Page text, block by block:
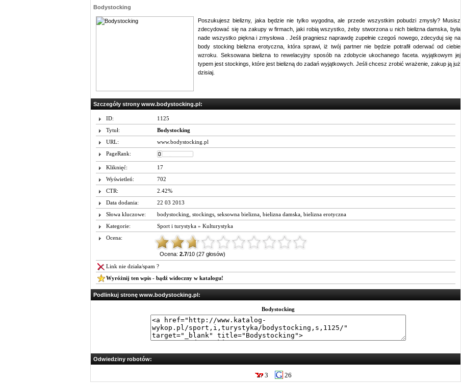
Bodystocking
Poszukujesz bielizny, jaka będzie nie tylko wygodna, ale przede wszystkim pobudzi zmysły? Musisz
zdecydować się na zakupy w firmach, jaki robią wszystko, żeby stworzona u nich bielizna damska, była
nade wszystko piękna i zmysłowa . Jeśli pragniesz naprawdę zupełnie czegoś nowego, zdecyduj się na
body stocking bielizna erotyczna, która sprawi, iż twój partner nie będzie potrafił oderwać od ciebie
wzroku. Seksowana bielizna to rewelacyjny sposób na zdobycie ukochanego faceta. wyjątkowym jej
typem jest stockings, które jest bielizną do zadań wyjątkowych. Jeśli chcesz zrobić wrażenie, zakup ją już
dzisiaj.
Szczegóły strony www.bodystocking.pl:
ID:
1125
Tytuł:
Bodystocking
URL:
www.bodystocking.pl
PageRank:
Kliknięć:
17
Wyświetleń:
702
CTR:
2.42%
Data dodania:
22 03 2013
Słowa kluczowe:
bodystocking stockings seksowna bielizna bielizna damska bielizna erotyczna
Kategorie:
Sport i turystyka » Kulturystyka
Ocena:
Ocena: 2.7/10 (27 głosów)
Link nie działa/spam ?
Wyróżnij ten wpis - bądź widoczny w katalogu!
Podlinkuj stronę www.bodystocking.pl:
Bodystocking
Odwiedziny robotów:
3 26